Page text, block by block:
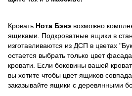
Кровать Нота Бэнэ возможно
ящиками. Подкроватные ящики в
изготавливаются из ДСП в цветах
остается выбрать только цвет
кровати. Если боковины вашей
вы хотите чтобы цвет ящиков
заказывайте ящики с деревянными